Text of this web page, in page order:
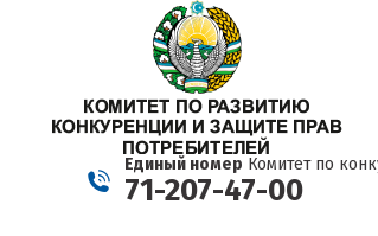
Единый номер Комитет по
71-207-47-00
О КОМИТЕТЕ ДЕЯТЕЛЬНОСТЬ